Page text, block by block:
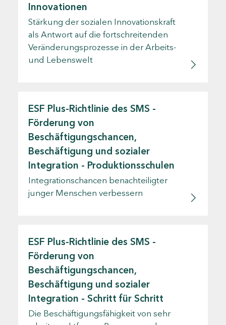
Innovationen
Stärkung der sozialen Innovationskraft
als Antwort auf die fortschreitenden
Veränderungsprozesse in der Arbeits-
und Lebenswelt
ESF Plus-Richtlinie des SMS -
Förderung von
Beschäftigungschancen,
Beschäftigung und sozialer
Integration - Produktionsschulen
Integrationschancen benachteiligter
junger Menschen verbessern
ESF Plus-Richtlinie des SMS -
Förderung von
Beschäftigungschancen,
Beschäftigung und sozialer
Integration - Schritt für Schritt
Die Beschäftigungsfähigkeit von sehr